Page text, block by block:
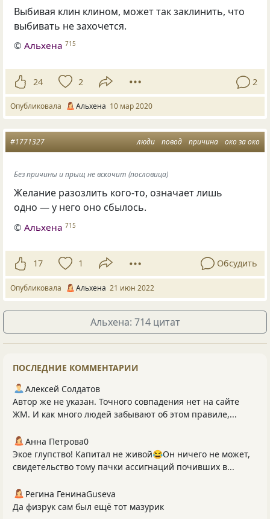
Выбивая клин клином, может так заклинить, что
выбивать не захочется.
©Альхена 715
24 2 2
Опубликовала Альхена 10 мар 2020
люди повод причина око за око
#1771327
Без причины и прыщ не вскочит (пословица)
Желание разозлить кого-то, означает лишь
одно — у него оно сбылось.
©Альхена 715
17 1 Обсудить
Опубликовала Альхена 21 июн 2022
Альхена: 714 цитат
ПОСЛЕДНИЕ КОММЕНТАРИИ
Алексей Солдатов
Автор же не указан. Точного совпадения нет на сайте
ЖМ. И как много людей забывают об этом правиле,...
Анна Петрова0
Экое глупство! Капитал не живой😂Он ничего не может,
свидетельство тому пачки ассигнаций почивших в...
Регина ГенинаGuseva
Да физрук сам был ещё тот мазурик